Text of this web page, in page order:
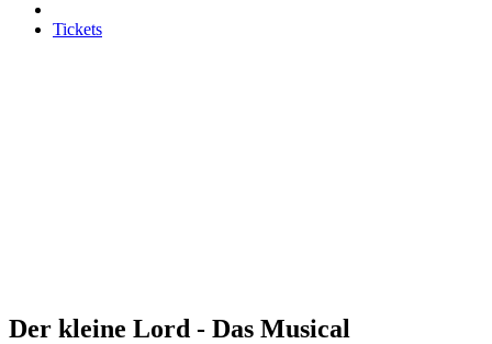
Tickets
Der kleine Lord - Das Musical